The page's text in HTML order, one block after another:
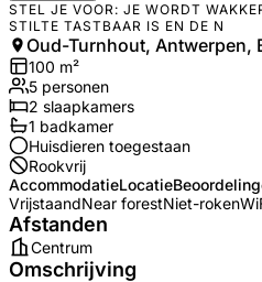
STEL JE VOOR: JE WORDT
STILTE TASTBAAR IS EN DE N
Oud-Turnhout, Antwerpen,
100 m²
5 personen
2 slaapkamers
1 badkamer
Huisdieren toegestaan
Rookvrij
AccommodatieLocatie
VrijstaandNear forestNiet-roken
Afstanden
Centrum
Omschrijving